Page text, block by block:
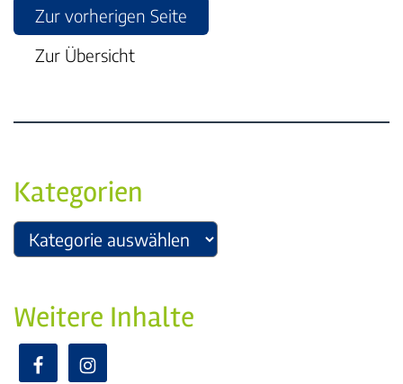
Zur vorherigen Seite
Zur Übersicht
Kategorien
Weitere Inhalte